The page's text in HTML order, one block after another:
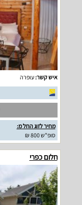
איש קשר:עופרה
מחיר לזוג החל מ:
סופ"ש 800 ₪
חלום כפרי